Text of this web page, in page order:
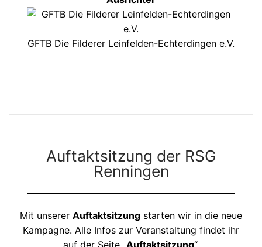
GFTB Die Filderer Leinfelden-Echterdingen e.V.
Auftaktsitzung der RSG
Renningen
Mit unserer Auftaktsitzung starten wir in die neue
Kampagne. Alle Infos zur Veranstaltung findet ihr